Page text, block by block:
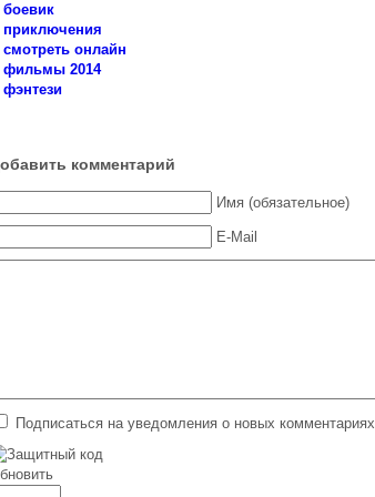
боевик
приключения
смотреть онлайн
фильмы 2014
фэнтези
комментарий
Имя (обязательное)
E-Mail
Подписаться на уведомления о новых комментариях